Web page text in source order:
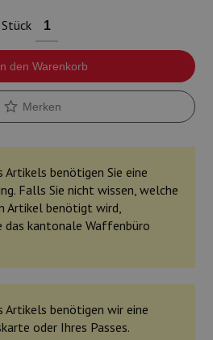
Stück
den Warenkorb
Merken
Artikels benötigen Sie eine
Falls Sie nicht wissen, welche
Artikel benötigt wird,
kantonale Waffenbüro
Artikels benötigen wir eine
oder Ihres Passes.